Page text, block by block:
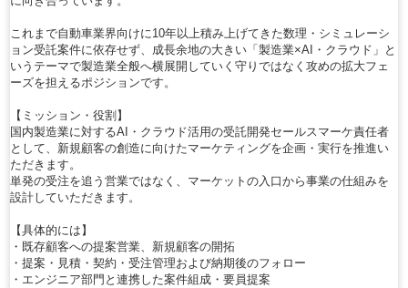
これまで自動車業界向けに10年以上積み上げてきた数理・シミュレーシ
ョン受託案件に依存せず、成長余地の大きい「製造業×AI・クラウド」と
いうテーマで製造業全般へ横展開していく守りではなく攻めの拡大フェ
ーズを担えるポジションです。
【ミッション・役割】
国内製造業に対するAI・クラウド活用の受託開発セールスマーケ責任者
として、新規顧客の創造に向けたマーケティングを企画・実行を推進い
ただきます。
単発の受注を追う営業ではなく、マーケットの入口から事業の仕組みを
設計していただきます。
【具体的には】
・既存顧客への提案営業、新規顧客の開拓
・提案・見積・契約・受注管理および納期後のフォロー
・エンジニア部門と連携した案件組成・要員提案